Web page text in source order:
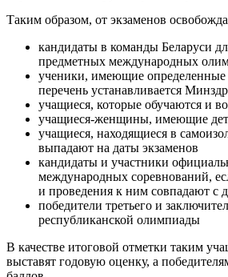
Таким образом, от экзаменов
кандидаты в команды Беларуси
предметных международных
ученики, имеющие определенные
перечень устанавливается
учащиеся, которые обучаются и
учащиеся-женщины, имеющие
учащиеся, находящиеся в
выпадают на даты экзаменов
кандидаты и участники
международных соревнований,
и проведения к ним совпадают с
победители третьего и
республиканской олимпиады
В качестве итоговой отметки таким
выставят годовую оценку, а